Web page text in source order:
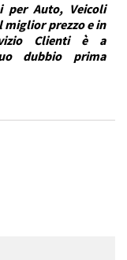
per Auto, Veicoli
miglior prezzo e in
Clienti è a
dubbio prima